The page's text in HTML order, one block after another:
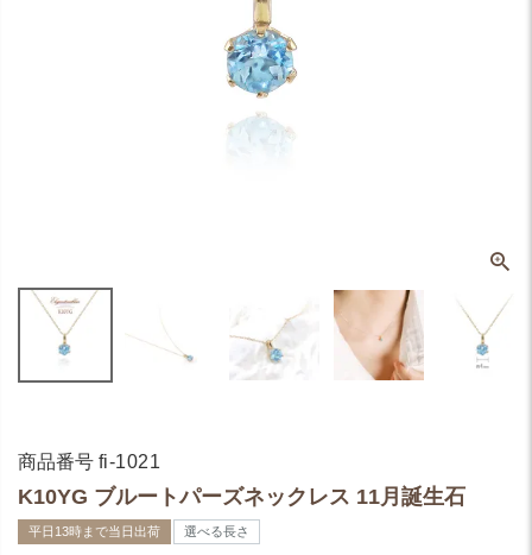
商品番号 fi-1021
K10YG ブルートパーズネックレス 11月誕生石
平日13時まで当日出荷 選べる長さ